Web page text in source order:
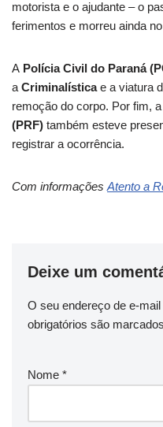
motorista e o ajudante – o
ferimentos e morreu ainda
A Polícia Civil do Paraná
a Criminalísticae a viatura
remoção do corpo. Por fim, a
(PRF) também esteve
registrar a ocorrência.
Com informações Atento a
Deixe um
O seu endereço de e-
obrigatórios são
Nome *